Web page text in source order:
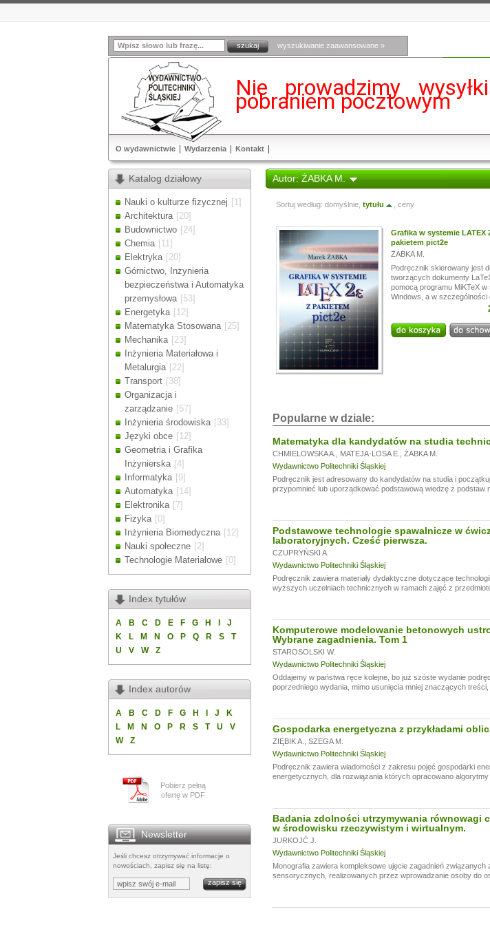
wyszukiwanie zaawansowane »
Nie prowadzimy
pobraniem pocztowym
Drodzy Klienci!
Ze względu na przerwę wakacyjną, w dniach
zamówienia mogą być realizowane z
Dziękujemy za wyrozumiałość.
O wydawnictwie Wydarzenia Kontakt
Katalog działowy
Nauki o kulturze fizycznej [1]
Architektura [20]
Budownictwo [24]
Chemia [11]
Elektryka [20]
Górnictwo, Inżynieria
bezpieczeństwa i Automatyka
przemysłowa [53]
Energetyka [12]
Matematyka Stosowana [25]
Mechanika [23]
Inżynieria Materiałowa i
Metalurgia [22]
Transport [38]
Organizacja i
zarządzanie [57]
Inżynieria środowiska [33]
Języki obce [12]
Geometria i Grafika
Inżynierska [4]
Informatyka [9]
Automatyka [14]
Elektronika [7]
Fizyka [0]
Inżynieria Biomedyczna [12]
Nauki społeczne [2]
Technologie Materiałowe [0]
Index tytułów
A B C D E F G H
J
K
L M N O P Q R S
T
U
V W Z
Index autorów
A B C D F G H J
K
L
M N O P R S T U
V
W
Z
Pobierz pełną
ofertę w PDF
Newsletter
Jeśli chcesz otrzymywać informacje o
nowościach, zapisz się na listę:
Autor: ŻABKA M.
Sortuj według: domyślnie, tytułu ceny
Grafika w systemie LATEX
pakietem pict2e
ŻABKA M.
Podręcznik skierowany jest
tworzących dokumenty
pomocą programu MiKTeX w
Windows, a w szczególności
Popularne w dziale:
Matematyka dla kandydatów na studia
CHMIELOWSKA A. MATEJA-LOSA E.
ŻABKA M.
Wydawnictwo Politechniki Śląskiej
Podręcznik jest adresowany do kandydatów na studia i
przypomnieć lub uporządkować podstawową wiedzę z podstaw
Podstawowe technologie spawalnicze w
laboratoryjnych. Cześć pierwsza.
CZUPRYŃSKI A.
Wydawnictwo Politechniki Śląskiej
Podręcznik zawiera materiały dydaktyczne dotyczące
wyższych uczelniach technicznych w ramach zajęć z
Komputerowe modelowanie betonowych
Wybrane zagadnienia. Tom 1
STAROSOLSKI W.
Wydawnictwo Politechniki Śląskiej
Oddajemy w państwa ręce kolejne, bo już szóste wydanie
poprzedniego wydania, mimo usunięcia mniej znaczących treści,
Gospodarka energetyczna z przykładami
ZIĘBIK A.
SZEGA M.
Wydawnictwo Politechniki Śląskiej
Podręcznik zawiera wiadomości z zakresu pojęć gospodarki
energetycznych, dla rozwiązania których opracowano algorytmy
Badania zdolności utrzymywania równowagi
w środowisku rzeczywistym i wirtualnym.
JURKOJĆ J.
Wydawnictwo Politechniki Śląskiej
Monografia zawiera kompleksowe ujęcie zagadnień
sensorycznych, realizowanych przez wprowadzanie osoby do